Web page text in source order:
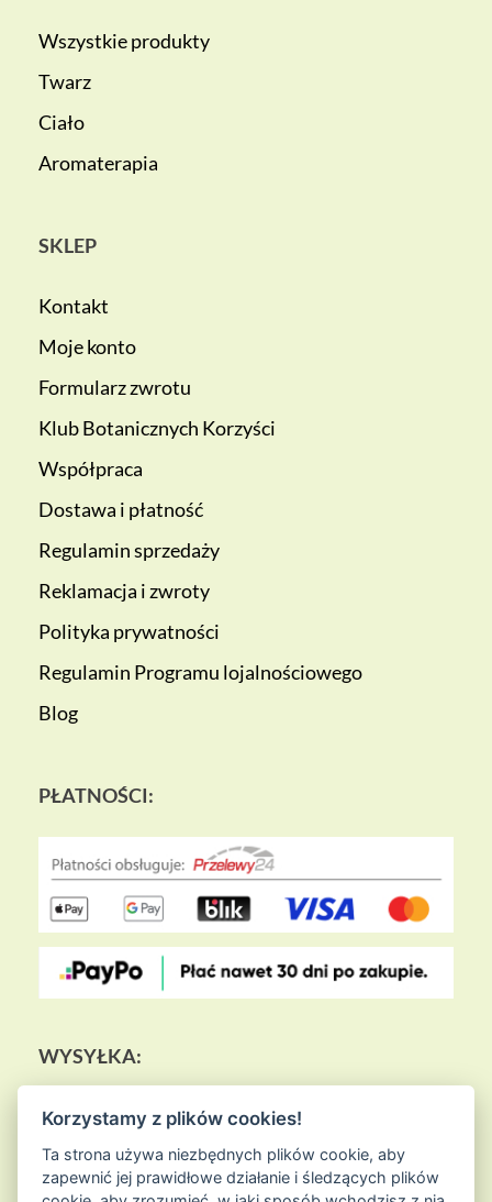
Wszystkie produkty
Twarz
Ciało
Aromaterapia
SKLEP
Kontakt
Moje konto
Formularz zwrotu
Klub Botanicznych Korzyści
Współpraca
Dostawa i płatność
Regulamin sprzedaży
Reklamacja i zwroty
Polityka prywatności
Regulamin Programu lojalnościowego
Blog
PŁATNOŚCI:
WYSYŁKA:
Korzystamy z plików cookies!
Ta strona używa niezbędnych plików cookie, aby
zapewnić jej prawidłowe działanie i śledzących plików